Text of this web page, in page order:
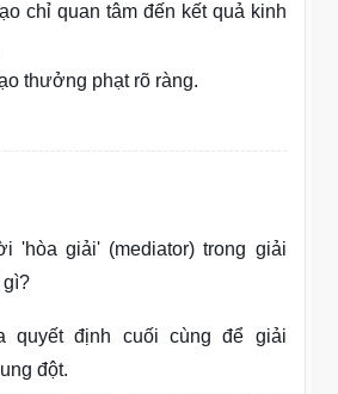
chỉ quan tâm đến kết quả kinh
thưởng phạt rõ ràng.
'hòa giải' (mediator) trong giải
gì?
quyết định cuối cùng để giải
đột.